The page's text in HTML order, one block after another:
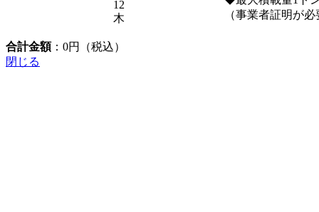
12
木
（事業者証明が必
合計金額： 0円（税込）
閉じる